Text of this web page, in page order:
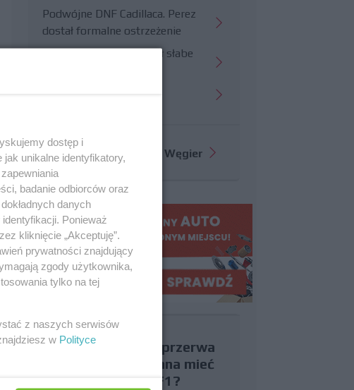
Podwójne DNF Cadillaca. Perez
dostał formalne ostrzeżenie
Hungaroring potwierdził słabe
Więcej informacji o GP Węgier
Czy uważasz, że przerwa
wakacyjna powinna mieć
miejsce w F1?
dostęp i
unikalne identyfikatory,
badanie odbiorców oraz
danych
Ponieważ
kliknięcie „Akceptuję”.
prywatności znajdujący
zgody użytkownika,
tylko na tej
z naszych serwisów
w Polityce